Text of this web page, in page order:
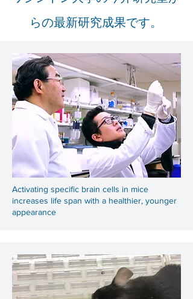
らの最新研究成果です。
Activating specific brain cells in mice
increases life span with a healthier, younger
appearance